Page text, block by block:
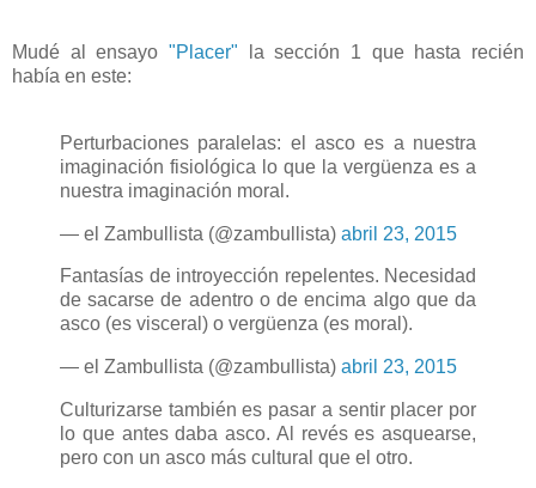
Mudé al ensayo "Placer" la sección 1 que hasta recién
había en este:
Perturbaciones paralelas: el asco es a nuestra
imaginación fisiológica lo que la vergüenza es a
nuestra imaginación moral.
— el Zambullista (@zambullista) abril 23, 2015
Fantasías de introyección repelentes. Necesidad
de sacarse de adentro o de encima algo que da
asco (es visceral) o vergüenza (es moral).
— el Zambullista (@zambullista) abril 23, 2015
Culturizarse también es pasar a sentir placer por
lo que antes daba asco. Al revés es asquearse,
pero con un asco más cultural que el otro.